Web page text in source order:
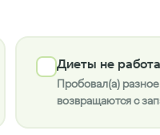
Диеты не
Пробовал(а)
возвращаются с